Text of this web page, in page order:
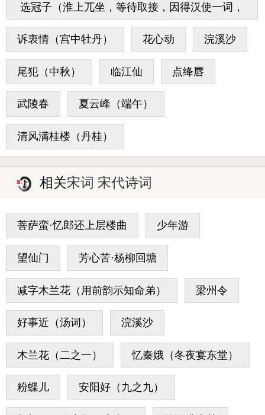
选冠子（淮上兀坐，等待取接，因得汉使一词，
他日歌之）
诉衷情（宫中牡丹） 花心动 浣溪沙
尾犯（中秋） 临江仙 点绛唇
武陵春 夏云峰（端午）
清风满桂楼（丹桂）
相关宋词 宋代诗词
菩萨蛮·忆郎还上层楼曲 少年游
望仙门 芳心苦·杨柳回塘
减字木兰花（用前韵示知命弟） 梁州令
好事近（汤词） 浣溪沙
木兰花（二之一） 忆秦娥（冬夜宴东堂）
粉蝶儿 安阳好（九之九）